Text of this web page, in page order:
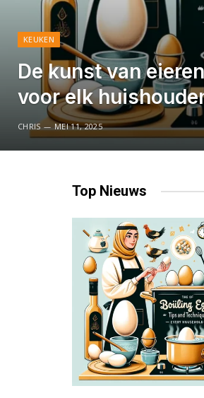
KEUKEN
De kunst van
voor elk
CHRIS MEI 11, 2025
Top Nieuws